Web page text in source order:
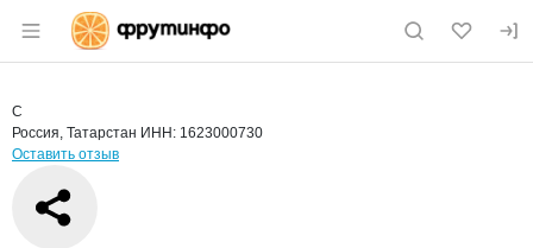
Раздел навигации по сайту fruitinfo.ru
Страница компании
Страница компании
Краткая информация о компании
С
Россия, Татарстан ИНН: 1623000730
Оставить отзыв